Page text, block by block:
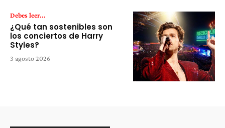
Debes leer...
¿Qué tan sostenibles son
los conciertos de Harry
Styles?
3 agosto 2026